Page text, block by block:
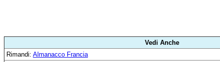
Vedi Anche
Rimandi: Almanacco Francia